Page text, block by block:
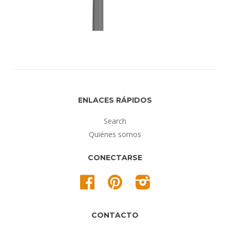
ENLACES RÁPIDOS
Search
Quiénes somos
CONECTARSE
FacebookPinterest
CONTACTO